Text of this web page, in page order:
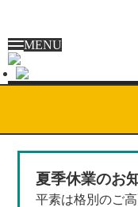
MENU
夏季休業のお
平素は格別のご